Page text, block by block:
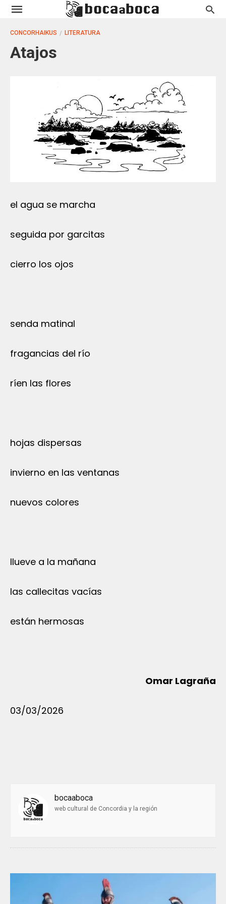
CONCORHAIKUS LITERATURA
Atajos
el agua se marcha
seguida por garcitas
cierro los ojos
senda matinal
fragancias del río
ríen las flores
hojas dispersas
invierno en las ventanas
nuevos colores
llueve a la mañana
las callecitas vacías
están hermosas
Omar Lagraña
03/03/2026
bocaaboca
web cultural de Concordia y la región